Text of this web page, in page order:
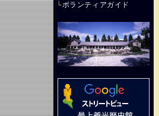
└ボランティアガイド